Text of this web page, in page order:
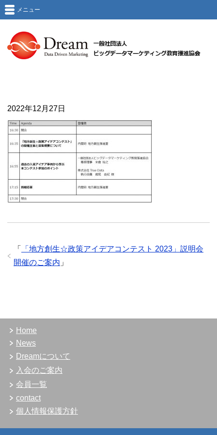
メニュー
2022年12月27日
「
「地方創生☆政策アイデアコンテスト 2023」説明会
開催のご案内 」
Home
News
Dreamについて
入会のご案内
会員一覧
contact
個人情報保護方針